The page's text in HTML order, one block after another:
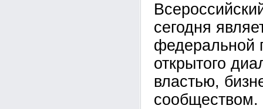
сегодня
федеральной
открытого
властью,
сообществом.